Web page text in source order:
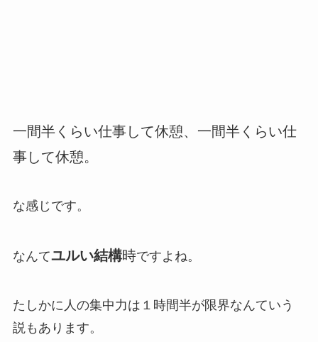
一間半くらい仕事して休憩、一間半くらい仕
事して休憩。
な感じです。
なんてユルい結構時ですよね。
たしかに人の集中力は１時間半が限界なんていう
説もあります。